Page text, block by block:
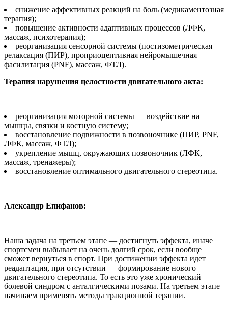
снижение аффективных реакций на боль (медикаментозная
терапия);
повышение активности адаптивных процессов (ЛФК,
массаж, психотерапия);
реорганизация сенсорной системы (постизометрическая
релаксация (ПИР), проприоцептивная нейромышечная
фасилитация (PNF), массаж, ФТЛ).
Терапия нарушения целостности двигательного акта:
реорганизация моторной системы — воздействие на
мышцы, связки и костную систему;
восстановление подвижности в позвоночнике (ПИР, PNF,
ЛФК, массаж, ФТЛ);
укрепление мышц, окружающих позвоночник (ЛФК,
массаж, тренажеры);
восстановление оптимального двигательного стереотипа.
Александр Епифанов:
Наша задача на третьем этапе — достигнуть эффекта, иначе
спортсмен выбывает на очень долгий срок, если вообще
сможет вернуться в спорт. При достижении эффекта идет
реадаптация, при отсутствии — формирование нового
двигательного стереотипа. То есть это уже хронический
болевой синдром с анталгическими позами. На третьем этапе
начинаем применять методы тракционной терапии.